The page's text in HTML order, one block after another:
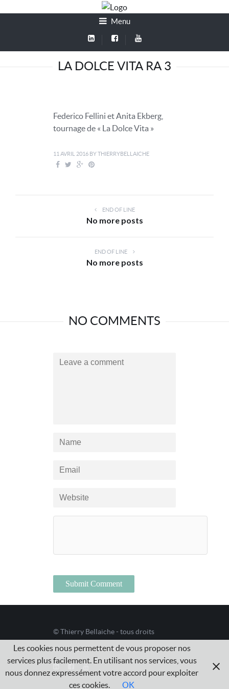
Menu
LA DOLCE VITA RA 3
Federico Fellini et Anita Ekberg,
tournage de « La Dolce Vita »
11 AVRIL 2016 BYTHIERRYBELLAICHE
END OF LINE
No more posts
END OF LINE
No more posts
NO COMMENTS
© Thierry Bellaiche - tous droits
réservés /Mentions légales
Les cookies nous permettent de vous proposer nos
services plus facilement. En utilisant nos services, vous
nous donnez expressément votre accord pour exploiter
ces cookies.
OK